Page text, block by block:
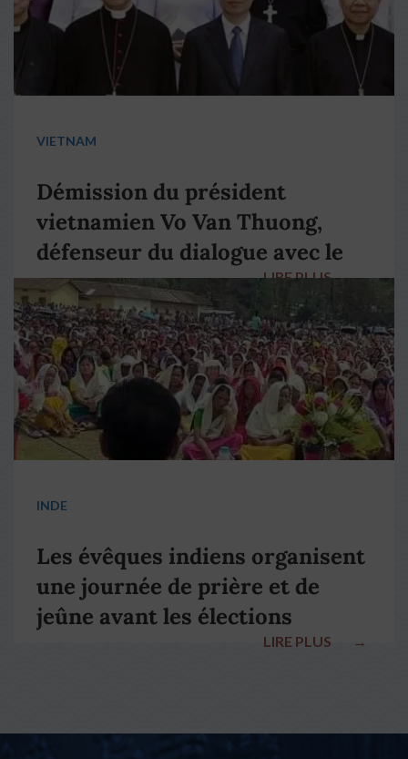
VIETNAM
Démission du président
vietnamien Vo Van Thuong,
défenseur du dialogue avec le
pape François
LIRE PLUS →
INDE
Les évêques indiens organisent
une journée de prière et de
jeûne avant les élections
LIRE PLUS →